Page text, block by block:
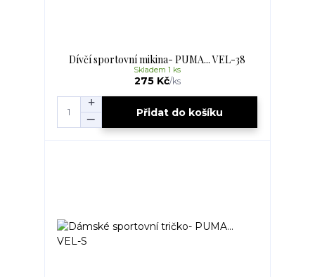
Dívčí sportovní mikina- PUMA... VEL-38
275 Kč/ks
Skladem 1 ks
Přidat do košíku